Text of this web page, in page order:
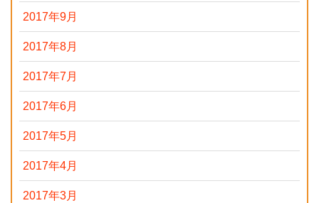
2017年9月
2017年8月
2017年7月
2017年6月
2017年5月
2017年4月
2017年3月